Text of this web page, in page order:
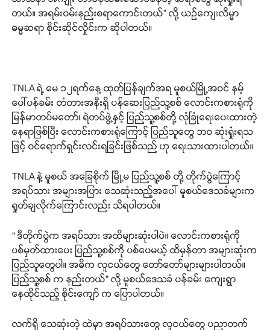
တယ်။ အရမ်းဝမ်းနည်းစရာကောင်းတယ်” လို့ ယဉ်ကျေးလိမ္မာ
ဓမ္မဆရာ စိုင်းဆိုင်လှိုင်းက ဆိုပါတယ်။
TNLA ရဲ့ မေ ၁၂ရက်နေ့ ထုတ်ပြန်ချက်အရ မူစယ်မြို့အဝင် နမ့်
ပေါ်ပန်ခမ်း တံတားအနီးရှိ ပန်ဆေးပြည်သူ့စစ် လောင်းကစားရုံကို
မြန်မာတပ်မတော်၊ ရဲတပ်ဖွဲ့နှင့် ပြည်သူ့စစ်တို့ လုံခြုံရေးပေးထားတဲ့
နေရာဖြစ်ပြီး လောင်းကစားရုံကြောင့် ပြည်သူတွေ ဘဝ ဆုံးရှုံးရသ
ဖြင့် ဝင်ရောက်ရှင်းလင်းရခြင်းဖြစ်သည် ဟု ရေးသားထားပါတယ်။
TNLA နဲ့ မူစယ် အခြေစိုက် မြို့မ ပြည်သူ့စစ် တို့ တိုက်ပွဲကြောင့်
အရပ်သား အများအပြား သေဆုံးသည့်အပေါ် မူစယ်ဒေသခံများက
ရှုတ်ချလိုက်ကြောင်းလည်း သိရပါတယ်။
“ ဒီတိုက်ပွဲက အရပ်သား အထိများဆုံးပါပဲ။ လောင်းကစားရုံကို
ပစ်မှတ်ထားပေး ပြည်သူ့စစ်ကို ပစ်ပေမယ့် ထိမှန်တာ အများဆုံးက
ပြည်သူတွေပါ။ အဓိက လူငယ်တွေ တော်တော်များများပါတယ်။
ပြည်သူ့စစ် က နည်းတယ်” လို့ မူစယ်ဒေသခံ ပန်ခမ်း ကျေးရွာ
နေထိုင်သည့် စိုင်းကျော် က ပြောပါတယ်။
လက်ရှိ သေဆုံးတဲ့ ထဲမှာ အရပ်သားတွေ လူငယ်တွေ ပညာတက်